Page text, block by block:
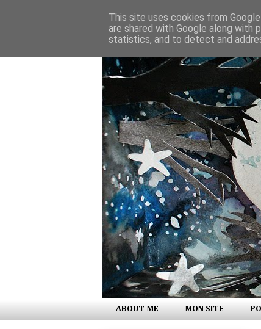
ABOUT ME MON SITE
This site uses cookies from
are shared with Google along with
statistics, and to detect and